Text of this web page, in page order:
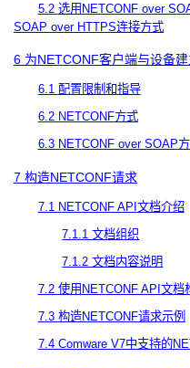
5.2 选用 NETCONF over
SOAP over HTTPS连接方式
6 为NETCONF客户端与设备
6.1 配置限制和指导
6.2 NETCONF方式
6.3 NETCONF over SOAP
7 构造NETCONF请求
7.1 NETCONF API 文档介绍
7.1.1文档组织
7.1.2文档内容说明
7.2 使用 NETCONF API 文档
7.3 构造NETCONF请求示例
7.4 Comware V7中支持的